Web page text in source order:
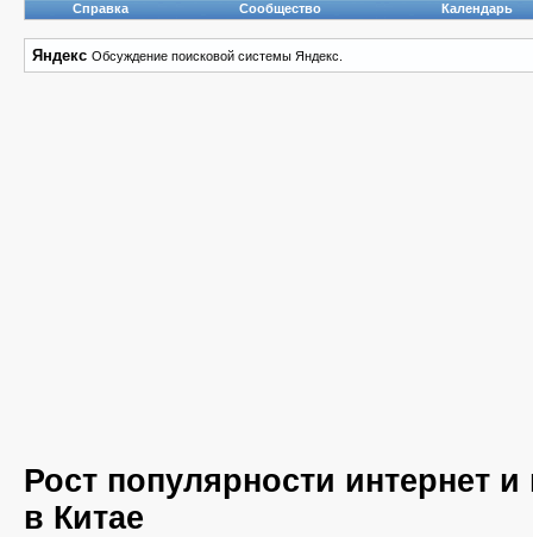
Справка Сообщество Календарь
Яндекс Обсуждение поисковой системы Яндекс.
Рост популярности интернет
в Китае